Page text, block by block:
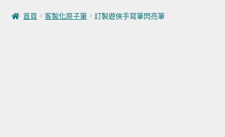
聯絡我們
首頁 客製化原子筆 訂製遊俠手寫筆閃亮筆